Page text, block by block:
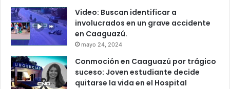
Video: Buscan identificar a
involucrados en un grave accidente
en Caaguazú.
mayo 24, 2024
Conmoción en Caaguazú por trágico
suceso: Joven estudiante decide
quitarse la vida en el Hospital